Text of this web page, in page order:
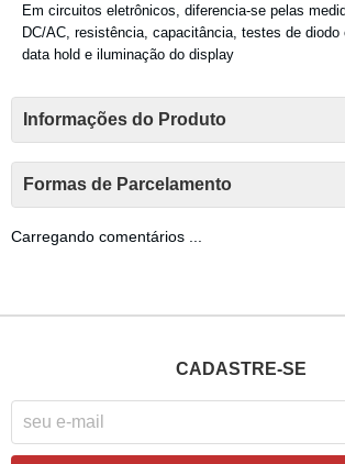
Em circuitos eletrônicos, diferencia-se pelas
DC/AC, resistência, capacitância, testes de diodo
data hold e iluminação do display
Informações do Produto
Formas de Parcelamento
Carregando comentários ...
CADASTRE-SE